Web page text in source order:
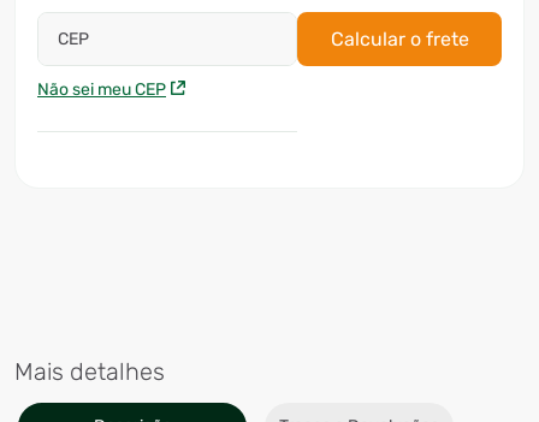
CEP
Não sei meu CEP
Calcular o frete
Mais detalhes